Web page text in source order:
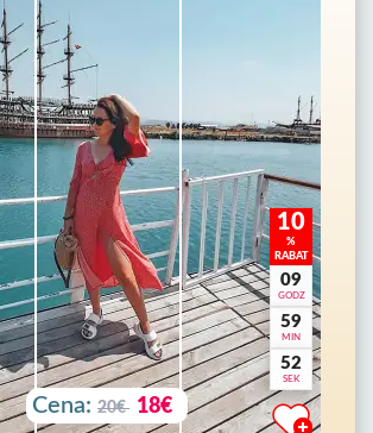
10
%
RABAT
09
GODZ
59
MIN
50
SEK
Cena: 20€ 18€